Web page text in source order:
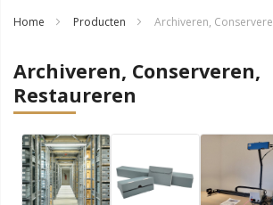
Home Producten Archiveren,
Archiveren, Conserveren,
Restaureren